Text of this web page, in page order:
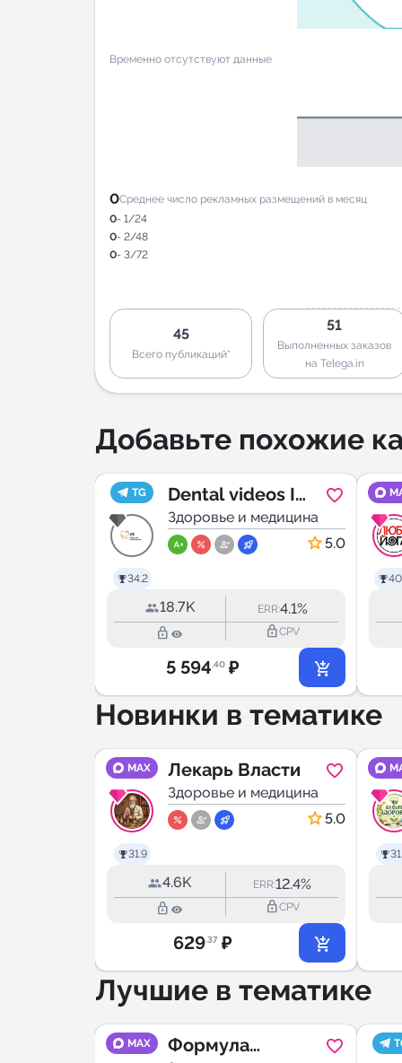
Временно отсутствуют данные
0Среднее число рекламных размещений в месяц
0- 1/24
0- 2/48
0- 3/72
45
Всего публикаций*
51
Выполненных заказов
на Telega.in
Добавьте похожие
TG
34.2
Dental videos I
Стоматологическ
ие видео |
Здоровье и медицина
5.0
18.7K ERR:4.1%
lock_outline lock_outlineCPV
5 594.40 ₽
Новинки в тематике
MAX
31.9
Лекарь Власти
Здоровье и медицина
5.0
4.6K ERR:12.4%
lock_outline lock_outlineCPV
629.37 ₽
Лучшие в тематике
MAX
Формула